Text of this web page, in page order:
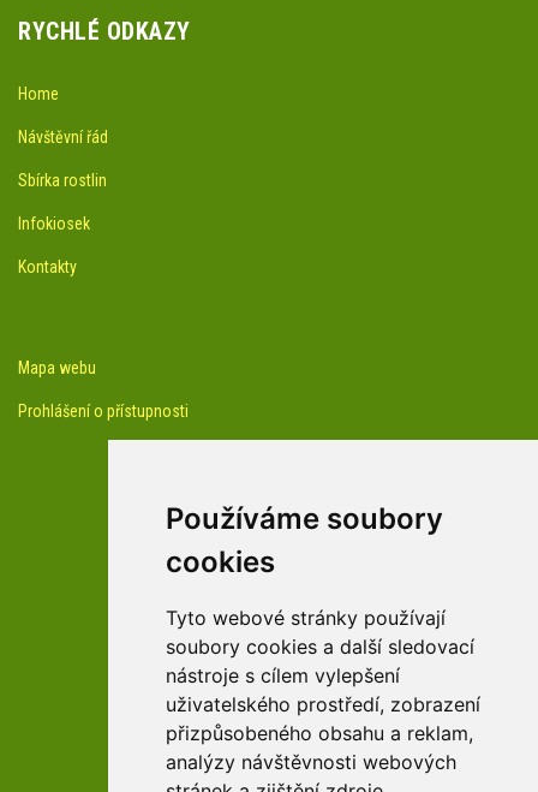
Používáme soubory
cookies
Tyto webové stránky používají
soubory cookies a další sledovací
nástroje s cílem vylepšení
uživatelského prostředí, zobrazení
přizpůsobeného obsahu a reklam,
analýzy návštěvnosti webových
RYCHLÉ ODKAZY
Home
Návštěvní řád
Sbírka rostlin
Infokiosek
Kontakty
Mapa webu
Prohlášení o přístupnosti
Youtube kanál arboreta